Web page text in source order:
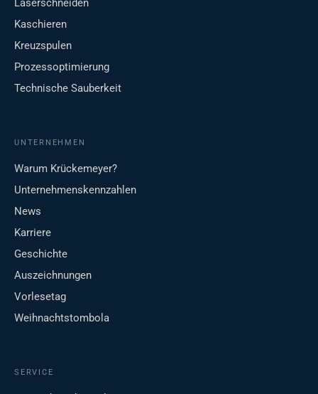
Laserschneiden
Kaschieren
Kreuzspulen
Prozessoptimierung
Technische Sauberkeit
UNTERNEHMEN
Warum Krückemeyer?
Unternehmenskennzahlen
News
Karriere
Geschichte
Auszeichnungen
Vorlesetag
Weihnachtstombola
SERVICE